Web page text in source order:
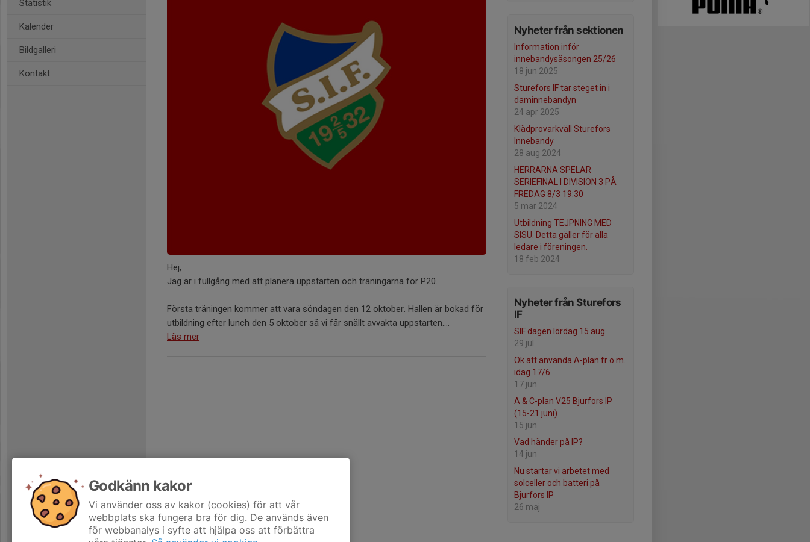
Statistik
Kalender
Bildgalleri
Kontakt
Nyheter från sektionen
Information inför
innebandysäsongen 25/26
18 jun 2025
Sturefors IF tar steget in i
daminnebandyn
24 apr 2025
Klädprovarkväll Sturefors
Innebandy
28 aug 2024
HERRARNA SPELAR
SERIEFINAL I DIVISION 3 PÅ
FREDAG 8/3 19:30
5 mar 2024
Utbildning TEJPNING MED
SISU. Detta gäller för alla
ledare i föreningen.
18 feb 2024
Nyheter från Sturefors
IF
SIF dagen lördag 15 aug
29 jul
Ok att använda A-plan fr.o.m.
idag 17/6
17 jun
A & C-plan V25 Bjurfors IP
(15-21 juni)
15 jun
Vad händer på IP?
14 jun
Nu startar vi arbetet med
solceller och batteri på
Bjurfors IP
26 maj
Hej,
Jag är i fullgång med att planera uppstarten och träningarna för P20.
Första träningen kommer att vara söndagen den 12 oktober. Hallen är bokad för
utbildning efter lunch den 5 oktober så vi får snällt avvakta uppstarten....
Läs mer
Godkänn kakor
Vi använder oss av kakor (cookies) för att vår
webbplats ska fungera bra för dig. De används även
för webbanalys i syfte att hjälpa oss att förbättra